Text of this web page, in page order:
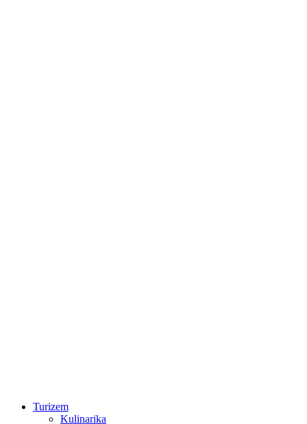
Turizem
Kulinarika